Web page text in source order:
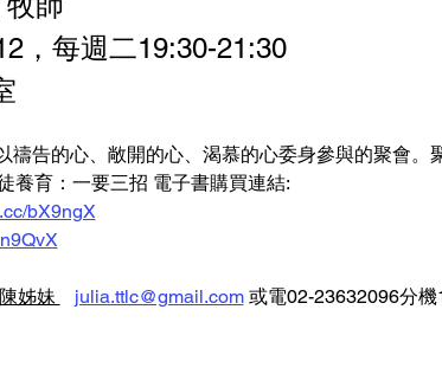
，每週二19:30-21:30
告的心、敞開的心、渴慕的心委身參與的聚會。
養育：一要三招 電子書購買連結:
bX9ngX
姊妹 julia.ttlc@gmail.com 或電02-23632096分機